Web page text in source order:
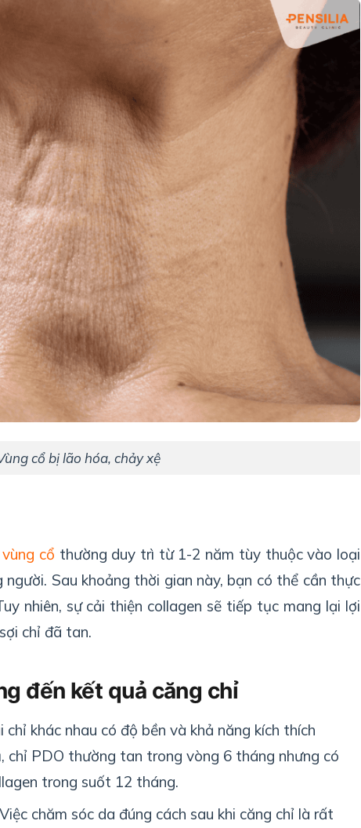
cổ bị lão hóa, chảy xệ
cổ thường duy trì từ 1-2 năm tùy thuộc vào loại
Sau khoảng thời gian này, bạn có thể cần thực
nhiên, sự cải thiện collagen sẽ tiếp tục mang lại lợi
chỉ đã tan.
đến kết quả căng chỉ
chỉ khác nhau có độ bền và khả năng kích thích
chỉ PDO thường tan trong vòng 6 tháng nhưng có
trong suốt 12 tháng.
chăm sóc da đúng cách sau khi căng chỉ là rất